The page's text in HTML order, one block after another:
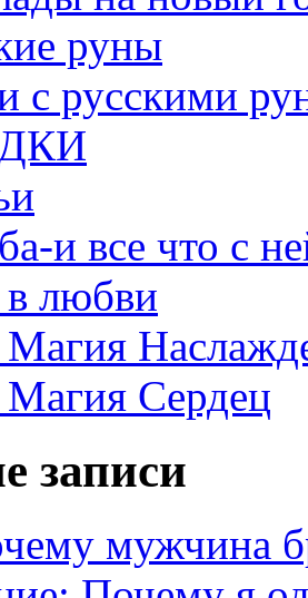
руны
с русскими
и все что с
любви
Сердец
записи
мужчина